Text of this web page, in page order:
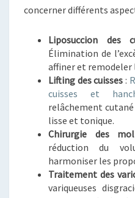
concerner différents
Liposuccion des
Élimination de
affiner et remodeler
Lifting des cuisses :
cuisses et
relâchement
lisse et tonique.
Chirurgie des
réduction du
harmoniser les
Traitement des
variqueuses